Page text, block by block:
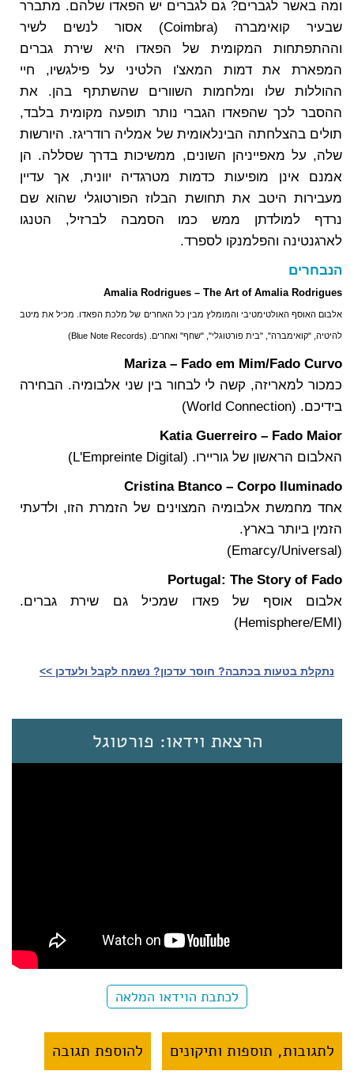
ומה באשר לגברים? גם לגברים יש הפאדו שלהם. מתברר
שבעיר קואימברה (Coimbra) אסור לנשים לשיר
וההתפתחות המקומית של הפאדו היא שירת גברים
המפארת את דמות המאצ'ו הלטיני על פילגשיו, חיי
ההוללות שלו ומלחמות השוורים שהשתתף בהן. את
ההסבר לכך שהפאדו הגברי נותר תופעה מקומית בלבד,
תולים בהצלחתה הבינלאומית של אמליה רודריגז. היורשות
שלה, על מאפייניהן השונים, ממשיכות בדרך שסללה. הן
אמנם אינן מופיעות כדמות מטרגדיה יוונית, אך עדיין
מעבירות היטב את תחושת הבלוז הפורטוגלי שהוא שם
נרדף למולדתן ממש כמו הסמבה לברזיל, הטנגו
לארגנטינה והפלמנקו לספרד.
הנבחרים
Amalia Rodrigues – The Art of Amalia Rodrigues
אלבום האוסף האולטימטיבי והמומלץ מבין כל האחרים של מלכת הפאדו. מכיל את מיטב
להיטיה, "קואימברה", "בית פורטוגלי", "שחף" ואחרים. (Blue Note Records)
Mariza – Fado em Mim/Fado Curvo
כמכור למאריזה, קשה לי לבחור בין שני אלבומיה. הבחירה
בידיכם. (World Connection)
Katia Guerreiro – Fado Maior
האלבום הראשון של גוריירו. (L'Empreinte Digital)
Cristina Btanco – Corpo Iluminado
אחד מחמשת אלבומיה המצוינים של הזמרת הזו, ולדעתי
הזמין ביותר בארץ.
(Emarcy/Universal)
Portugal: The Story of Fado
אלבום אוסף של פאדו שמכיל גם שירת גברים.
(Hemisphere/EMI)
נתקלת בטעות בכתבה? חוסר עדכון? נשמח לקבל ולעדכן >>‎
הרצאת וידאו: פורטוגל
לכתבת הוידאו המלאה
לתגובות, תוספות ותיקונים להוספת תגובה